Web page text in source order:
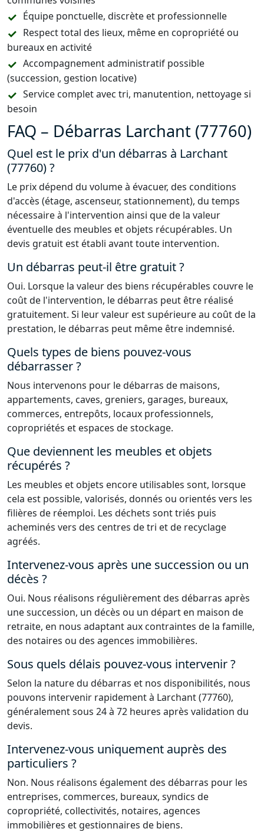
Équipe ponctuelle, discrète et professionnelle
Respect total des lieux, même en copropriété ou
bureaux en activité
Accompagnement administratif possible
(succession, gestion locative)
Service complet avec tri, manutention, nettoyage si
besoin
FAQ – Débarras Larchant (77760)
Quel est le prix d'un débarras à Larchant
(77760) ?
Le prix dépend du volume à évacuer, des conditions
d'accès (étage, ascenseur, stationnement), du temps
nécessaire à l'intervention ainsi que de la valeur
éventuelle des meubles et objets récupérables. Un
devis gratuit est établi avant toute intervention.
Un débarras peut-il être gratuit ?
Oui. Lorsque la valeur des biens récupérables couvre le
coût de l'intervention, le débarras peut être réalisé
gratuitement. Si leur valeur est supérieure au coût de la
prestation, le débarras peut même être indemnisé.
Quels types de biens pouvez-vous
débarrasser ?
Nous intervenons pour le débarras de maisons,
appartements, caves, greniers, garages, bureaux,
commerces, entrepôts, locaux professionnels,
copropriétés et espaces de stockage.
Que deviennent les meubles et objets
récupérés ?
Les meubles et objets encore utilisables sont, lorsque
cela est possible, valorisés, donnés ou orientés vers les
filières de réemploi. Les déchets sont triés puis
acheminés vers des centres de tri et de recyclage
agréés.
Intervenez-vous après une succession ou un
décès ?
Oui. Nous réalisons régulièrement des débarras après
une succession, un décès ou un départ en maison de
retraite, en nous adaptant aux contraintes de la famille,
des notaires ou des agences immobilières.
Sous quels délais pouvez-vous intervenir ?
Selon la nature du débarras et nos disponibilités, nous
pouvons intervenir rapidement à Larchant (77760),
généralement sous 24 à 72 heures après validation du
devis.
Intervenez-vous uniquement auprès des
particuliers ?
Non. Nous réalisons également des débarras pour les
entreprises, commerces, bureaux, syndics de
copropriété, collectivités, notaires, agences
immobilières et gestionnaires de biens.